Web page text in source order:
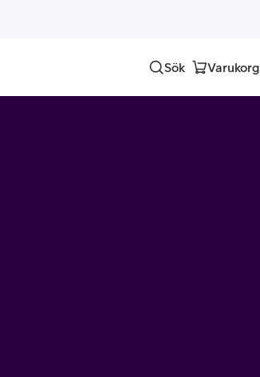
Sök Varukorg